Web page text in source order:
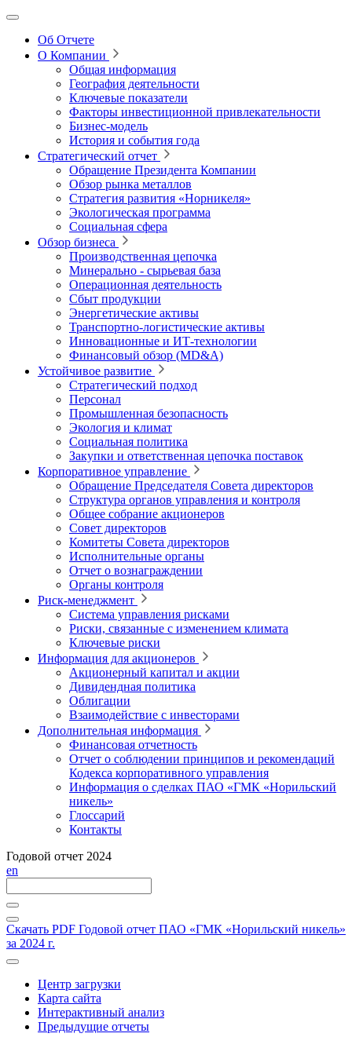
Об Отчете
О Компании
Общая информация
География деятельности
Ключевые показатели
Факторы инвестиционной привлекательности
Бизнес-модель
История и события года
Стратегический отчет
Обращение Президента Компании
Обзор рынка металлов
Стратегия развития «Норникеля»
Экологическая программа
Социальная сфера
Обзор бизнеса
Производственная цепочка
Минерально ‑ сырьевая база
Операционная деятельность
Сбыт продукции
Энергетические активы
Транспортно-логистические активы
Инновационные и ИТ‑технологии
Финансовый обзор (MD&A)
Устойчивое развитие
Стратегический подход
Персонал
Промышленная безопасность
Экология и климат
Социальная политика
Закупки и ответственная цепочка поставок
Корпоративное управление
Обращение Председателя Совета директоров
Структура органов управления и контроля
Общее собрание акционеров
Совет директоров
Комитеты Совета директоров
Исполнительные органы
Отчет о вознаграждении
Органы контроля
Риск-менеджмент
Система управления рисками
Риски, связанные с изменением климата
Ключевые риски
Информация для акционеров
Акционерный капитал и акции
Дивидендная политика
Облигации
Взаимодействие с инвесторами
Дополнительная информация
Финансовая отчетность
Отчет о соблюдении принципов и рекомендаций
Кодекса корпоративного управления
Информация о сделках ПАО «ГМК «Норильский
никель»
Глоссарий
Контакты
Годовой отчет 2024
en
Скачать PDF Годовой отчет ПАО «ГМК «Норильский никель»
за 2024 г.
Центр загрузки
Карта сайта
Интерактивный анализ
Предыдущие отчеты